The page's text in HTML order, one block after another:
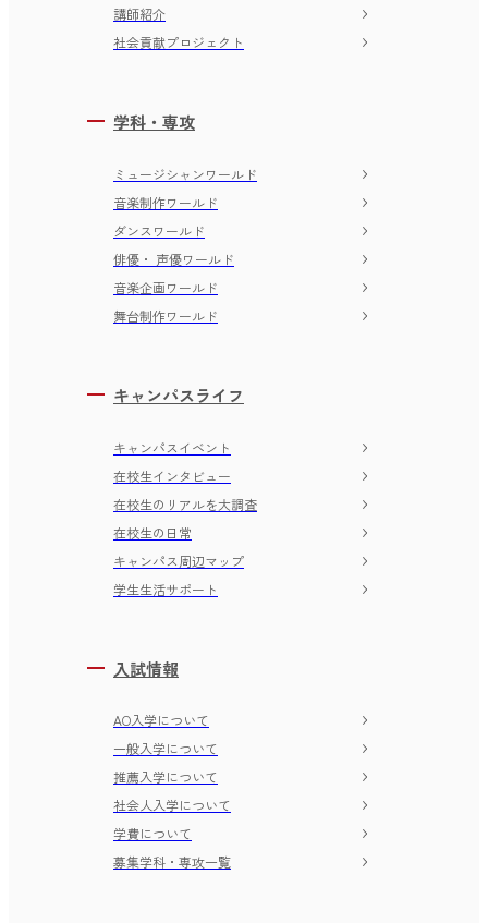
講師紹介
社会貢献プロジェクト
学科・専攻
ミュージシャンワールド
音楽制作ワールド
ダンスワールド
俳優・ 声優ワールド
音楽企画ワールド
舞台制作ワールド
キャンパスライフ
キャンパスイベント
在校生インタビュー
在校生のリアルを大調査
在校生の日常
キャンパス周辺マップ
学生生活サポート
入試情報
AO入学について
一般入学について
推薦入学について
社会人入学について
学費について
募集学科・専攻一覧